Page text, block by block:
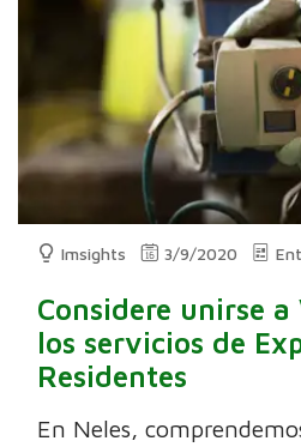
Imsights 3/9/2020
Considere unirse
los servicios de
Residentes
En Neles,